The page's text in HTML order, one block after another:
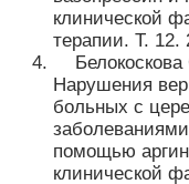
клинической
терапии. Т. 12.
Белокоскова
Нарушения
больных с
помощью
клинической